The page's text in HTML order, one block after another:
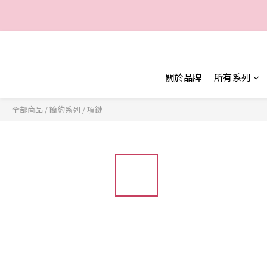
關於品牌 所有系列
全部商品 /簡約系列 /項鏈